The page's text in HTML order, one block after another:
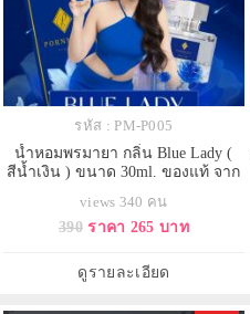
รหัส : PM-P005
น้ำหอมพรมายา กลิ่น Blue Lady (
สีน้ำเงิน ) ขนาด 30ml. ของแท้ จาก
views 340 คน
390 ราคา 265 บาท
ดูรายละเอียด